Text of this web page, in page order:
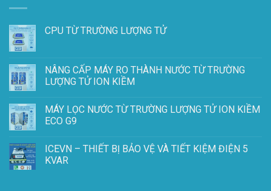
CPU TỪ TRƯỜNG LƯỢNG TỬ
NÂNG CẤP MÁY RO THÀNH NƯỚC TỪ TRƯỜNG
LƯỢNG TỬ ION KIỀM
MÁY LỌC NƯỚC TỪ TRƯỜNG LƯỢNG TỬ ION KIỀM
ECO G9
ICEVN – THIẾT BỊ BẢO VỆ VÀ TIẾT KIỆM ĐIỆN 5
KVAR